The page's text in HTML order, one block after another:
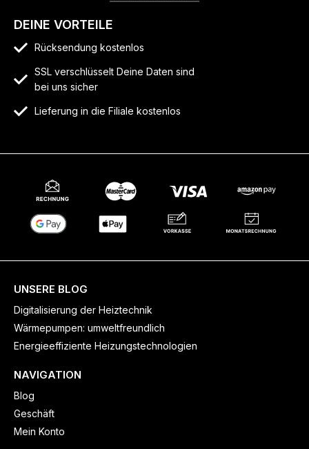
DEINE VORTEILE
Rücksendung kostenlos
SSL verschlüsselt Deine Daten sind
bei uns sicher
Lieferung in die Filiale kostenlos
UNSERE BLOG
Digitalisierung der Heiztechnik
Wärmepumpen: umweltfreundlich
Energieeffiziente Heizungstechnologien
NAVIGATION
Blog
Geschäft
Mein Konto